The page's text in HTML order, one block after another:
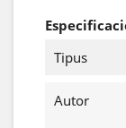
Tipus
Autor